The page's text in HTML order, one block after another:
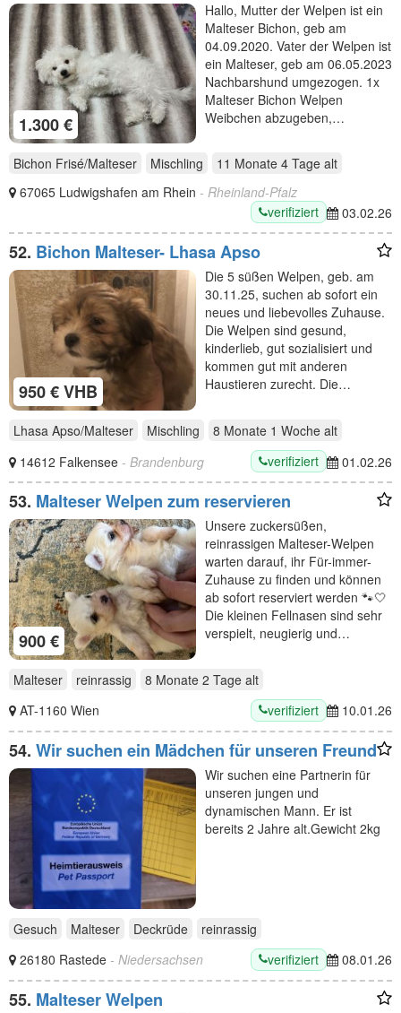
1.300 €
Hallo, Mutter der Welpen ist ein
Malteser Bichon, geb am
04.09.2020. Vater der Welpen ist
ein Malteser, geb am 06.05.2023
Nachbarshund umgezogen. 1x
Malteser Bichon Welpen
Weibchen abzugeben,…
Bichon Frisé/Malteser Mischling 11 Monate 4 Tage alt
67065 Ludwigshafen am Rhein - Rheinland-Pfalz
verifiziert
03.02.26
52. Bichon Malteser- Lhasa Apso
950 € VHB
Die 5 süßen Welpen, geb. am
30.11.25, suchen ab sofort ein
neues und liebevolles Zuhause.
Die Welpen sind gesund,
kinderlieb, gut sozialisiert und
kommen gut mit anderen
Haustieren zurecht. Die…
Lhasa Apso/Malteser Mischling 8 Monate 1 Woche alt
14612 Falkensee - Brandenburg verifiziert 01.02.26
53. Malteser Welpen zum reservieren
900 €
Unsere zuckersüßen,
reinrassigen Malteser-Welpen
warten darauf, ihr Für-immer-
Zuhause zu finden und können
ab sofort reserviert werden 🐾🤍
Die kleinen Fellnasen sind sehr
verspielt, neugierig und…
Malteser reinrassig 8 Monate 2 Tage alt
AT-1160 Wien
verifiziert 10.01.26
54. Wir suchen ein Mädchen für unseren Freund
Wir suchen eine Partnerin für
unseren jungen und
dynamischen Mann. Er ist
bereits 2 Jahre alt.Gewicht 2kg
Gesuch Malteser Deckrüde
reinrassig
26180 Rastede - Niedersachsen verifiziert 08.01.26
55. Malteser Welpen